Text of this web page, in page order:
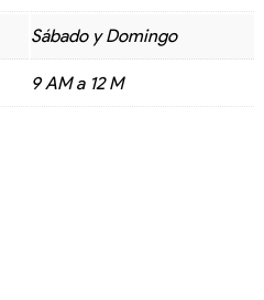
Sábado y Domingo
9 AM a 12 M